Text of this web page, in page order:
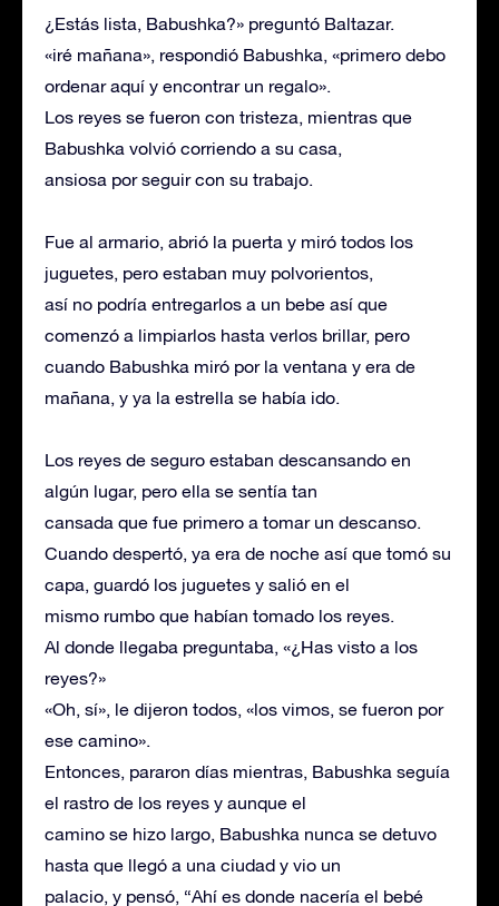
¿Estás lista, Babushka?» preguntó Baltazar.
«iré mañana», respondió Babushka, «primero debo
ordenar aquí y encontrar un regalo».
Los reyes se fueron con tristeza, mientras que
Babushka volvió corriendo a su casa,
ansiosa por seguir con su trabajo.
Fue al armario, abrió la puerta y miró todos los
juguetes, pero estaban muy polvorientos,
así no podría entregarlos a un bebe así que
comenzó a limpiarlos hasta verlos brillar, pero
cuando Babushka miró por la ventana y era de
mañana, y ya la estrella se había ido.
Los reyes de seguro estaban descansando en
algún lugar, pero ella se sentía tan
cansada que fue primero a tomar un descanso.
Cuando despertó, ya era de noche así que tomó su
capa, guardó los juguetes y salió en el
mismo rumbo que habían tomado los reyes.
Al donde llegaba preguntaba, «¿Has visto a los
reyes?»
«Oh, sí», le dijeron todos, «los vimos, se fueron por
ese camino».
Entonces, pararon días mientras, Babushka seguía
el rastro de los reyes y aunque el
camino se hizo largo, Babushka nunca se detuvo
hasta que llegó a una ciudad y vio un
palacio, y pensó, “Ahí es donde nacería el bebé